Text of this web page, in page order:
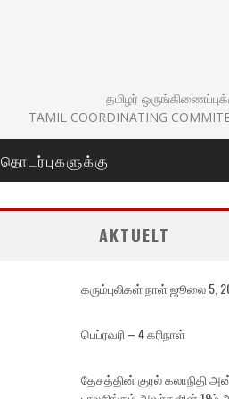
தமிழர்
TAMIL COORDINATING
தொடர்புகளுக்கு
AKTUELT
கரும்புலிகள் நாள் ஜூலை 5,
பெப்ரவரி – 4 கரிநாள்
தேசத்தின் குரல் கலாநிதி